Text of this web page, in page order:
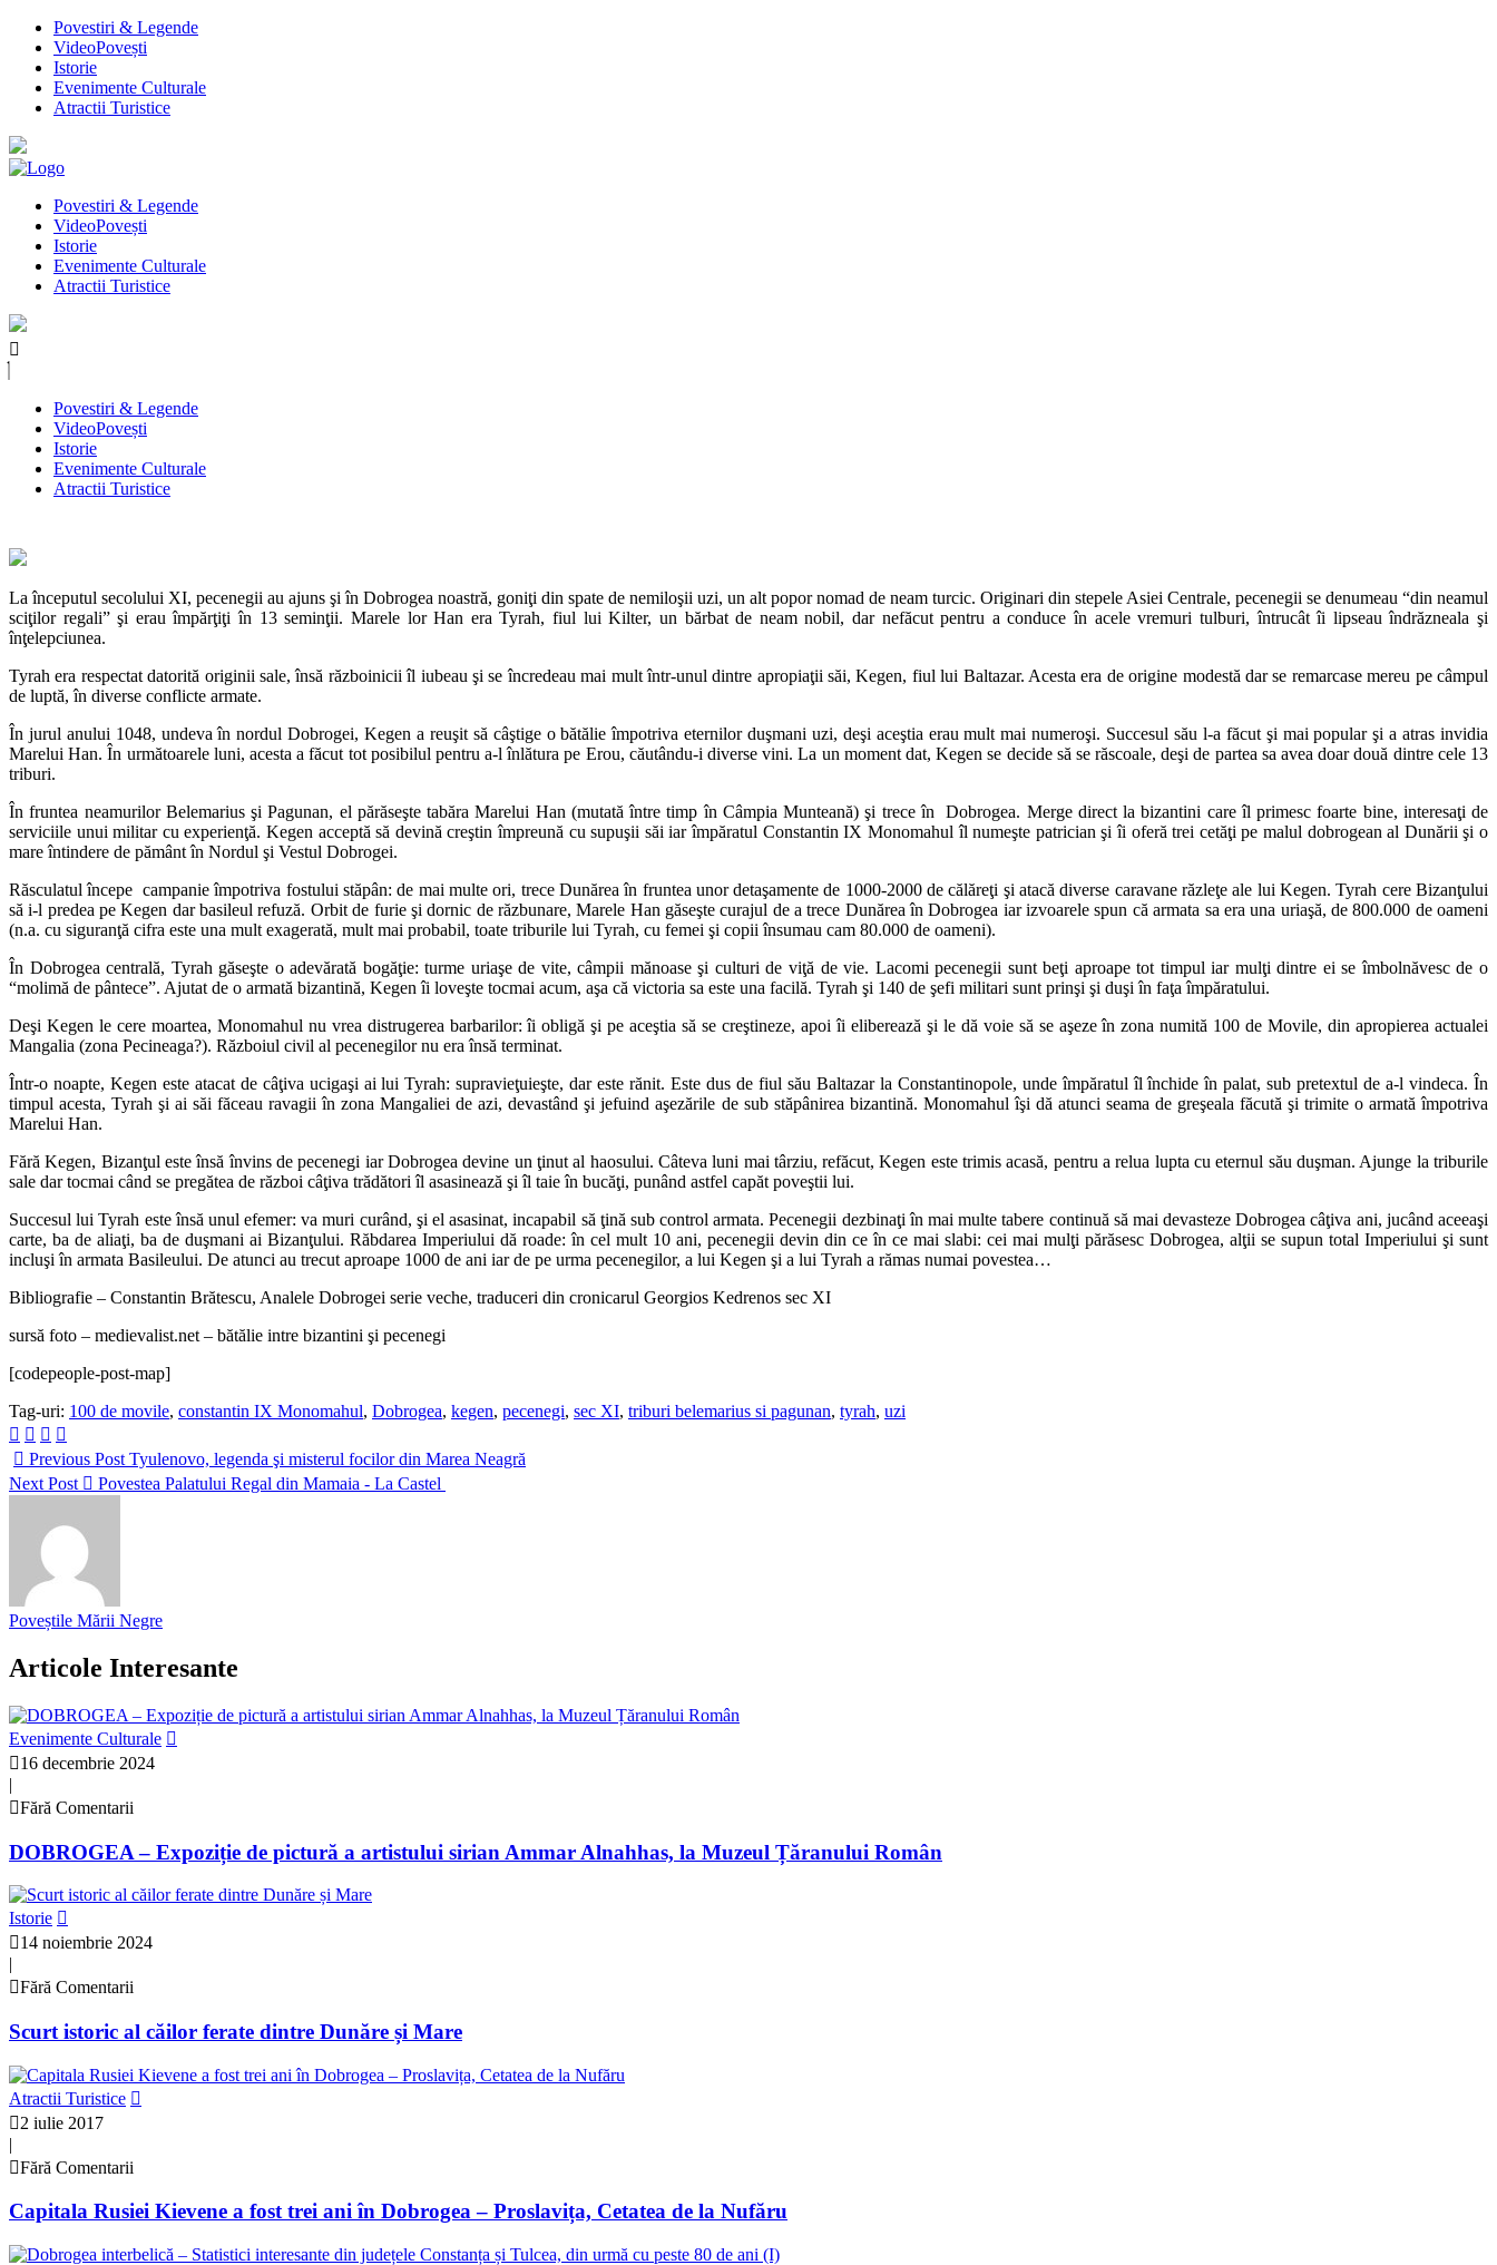
Povestiri & Legende
VideoPovești
Istorie
Evenimente Culturale
Atractii Turistice
Povestiri & Legende
VideoPovești
Istorie
Evenimente Culturale
Atractii Turistice
Povestiri & Legende
VideoPovești
Istorie
Evenimente Culturale
Atractii Turistice
La începutul secolului XI, pecenegii au ajuns şi în Dobrogea noastră, goniţi din spate de nemiloşii uzi, un alt popor nomad de neam turcic. Originari din stepele Asiei Centrale, pecenegii se denumeau “din neamul
sciţilor regali” şi erau împărţiţi în 13 seminţii. Marele lor Han era Tyrah, fiul lui Kilter, un bărbat de neam nobil, dar nefăcut pentru a conduce în acele vremuri tulburi, întrucât îi lipseau îndrăzneala şi
înţelepciunea.
Tyrah era respectat datorită originii sale, însă războinicii îl iubeau şi se încredeau mai mult într-unul dintre apropiaţii săi, Kegen, fiul lui Baltazar. Acesta era de origine modestă dar se remarcase mereu pe câmpul
de luptă, în diverse conflicte armate.
În jurul anului 1048, undeva în nordul Dobrogei, Kegen a reuşit să câştige o bătălie împotriva eternilor duşmani uzi, deşi aceştia erau mult mai numeroşi. Succesul său l-a făcut şi mai popular şi a atras invidia
Marelui Han. În următoarele luni, acesta a făcut tot posibilul pentru a-l înlătura pe Erou, căutându-i diverse vini. La un moment dat, Kegen se decide să se răscoale, deşi de partea sa avea doar două dintre cele 13
triburi.
În fruntea neamurilor Belemarius şi Pagunan, el părăseşte tabăra Marelui Han (mutată între timp în Câmpia Munteană) şi trece în Dobrogea. Merge direct la bizantini care îl primesc foarte bine, interesaţi de
serviciile unui militar cu experienţă. Kegen acceptă să devină creştin împreună cu supuşii săi iar împăratul Constantin IX Monomahul îl numeşte patrician şi îi oferă trei cetăţi pe malul dobrogean al Dunării şi o
mare întindere de pământ în Nordul şi Vestul Dobrogei.
Răsculatul începe campanie împotriva fostului stăpân: de mai multe ori, trece Dunărea în fruntea unor detaşamente de 1000-2000 de călăreţi şi atacă diverse caravane răzleţe ale lui Kegen. Tyrah cere Bizanţului
să i-l predea pe Kegen dar basileul refuză. Orbit de furie şi dornic de răzbunare, Marele Han găseşte curajul de a trece Dunărea în Dobrogea iar izvoarele spun că armata sa era una uriaşă, de 800.000 de oameni
(n.a. cu siguranţă cifra este una mult exagerată, mult mai probabil, toate triburile lui Tyrah, cu femei şi copii însumau cam 80.000 de oameni).
În Dobrogea centrală, Tyrah găseşte o adevărată bogăţie: turme uriaşe de vite, câmpii mănoase şi culturi de viţă de vie. Lacomi pecenegii sunt beţi aproape tot timpul iar mulţi dintre ei se îmbolnăvesc de o
“molimă de pântece”. Ajutat de o armată bizantină, Kegen îi loveşte tocmai acum, aşa că victoria sa este una facilă. Tyrah şi 140 de şefi militari sunt prinşi şi duşi în faţa împăratului.
Deşi Kegen le cere moartea, Monomahul nu vrea distrugerea barbarilor: îi obligă şi pe aceştia să se creştineze, apoi îi eliberează şi le dă voie să se aşeze în zona numită 100 de Movile, din apropierea actualei
Mangalia (zona Pecineaga?). Războiul civil al pecenegilor nu era însă terminat.
Într-o noapte, Kegen este atacat de câţiva ucigaşi ai lui Tyrah: supravieţuieşte, dar este rănit. Este dus de fiul său Baltazar la Constantinopole, unde împăratul îl închide în palat, sub pretextul de a-l vindeca. În
timpul acesta, Tyrah şi ai săi făceau ravagii în zona Mangaliei de azi, devastând şi jefuind aşezările de sub stăpânirea bizantină. Monomahul îşi dă atunci seama de greşeala făcută şi trimite o armată împotriva
Marelui Han.
Fără Kegen, Bizanţul este însă învins de pecenegi iar Dobrogea devine un ţinut al haosului. Câteva luni mai târziu, refăcut, Kegen este trimis acasă, pentru a relua lupta cu eternul său duşman. Ajunge la triburile
sale dar tocmai când se pregătea de război câţiva trădători îl asasinează şi îl taie în bucăţi, punând astfel capăt poveştii lui.
Succesul lui Tyrah este însă unul efemer: va muri curând, şi el asasinat, incapabil să ţină sub control armata. Pecenegii dezbinaţi în mai multe tabere continuă să mai devasteze Dobrogea câţiva ani, jucând aceeaşi
carte, ba de aliaţi, ba de duşmani ai Bizanţului. Răbdarea Imperiului dă roade: în cel mult 10 ani, pecenegii devin din ce în ce mai slabi: cei mai mulţi părăsesc Dobrogea, alţii se supun total Imperiului şi sunt
incluşi în armata Basileului. De atunci au trecut aproape 1000 de ani iar de pe urma pecenegilor, a lui Kegen şi a lui Tyrah a rămas numai povestea…
Bibliografie – Constantin Brătescu, Analele Dobrogei serie veche, traduceri din cronicarul Georgios Kedrenos sec XI
sursă foto – medievalist.net – bătălie intre bizantini şi pecenegi
[codepeople-post-map]
Tag-uri: 100 de movile, constantin IX Monomahul, Dobrogea, kegen, pecenegi, sec XI, triburi belemarius si pagunan, tyrah, uzi
Previous Post Tyulenovo, legenda şi misterul focilor din Marea Neagră
Next Post
Povestea Palatului Regal din Mamaia - La Castel
Poveștile Mării Negre
Articole Interesante
Evenimente Culturale
16 decembrie 2024
|
Fără Comentarii
DOBROGEA – Expoziție de pictură a artistului sirian Ammar Alnahhas, la Muzeul Țăranului Român
Istorie
14 noiembrie 2024
|
Fără Comentarii
Scurt istoric al căilor ferate dintre Dunăre și Mare
Atractii Turistice
2 iulie 2017
|
Fără Comentarii
Capitala Rusiei Kievene a fost trei ani în Dobrogea – Proslavița, Cetatea de la Nufăru